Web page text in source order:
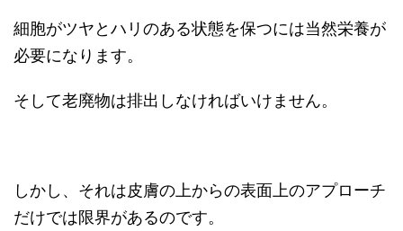
細胞がツヤとハリのある状態を保つには当然栄養が
必要になります。
そして老廃物は排出しなければいけません。
しかし、それは皮膚の上からの表面上のアプローチ
だけでは限界があるのです。